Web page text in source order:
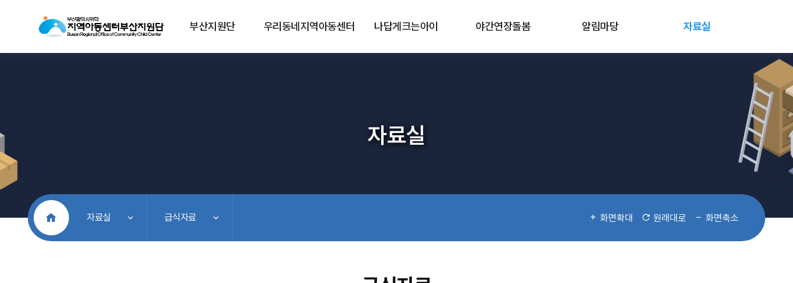
부산지원단 우리동네지역아동센터 나답게크는아이 야간연장돌봄 알림마당 자료실
자료실
처음으로자료실 급식자료 화면확대 원래대로 화면축소